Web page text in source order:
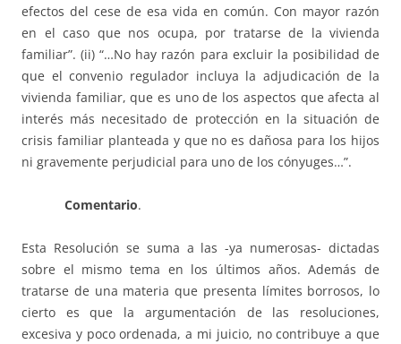
efectos del cese de esa vida en común. Con mayor razón
en el caso que nos ocupa, por tratarse de la vivienda
familiar”. (ii) “…No hay razón para excluir la posibilidad de
que el convenio regulador incluya la adjudicación de la
vivienda familiar, que es uno de los aspectos que afecta al
interés más necesitado de protección en la situación de
crisis familiar planteada y que no es dañosa para los hijos
ni gravemente perjudicial para uno de los cónyuges…”.
Comentario.
Esta Resolución se suma a las -ya numerosas- dictadas
sobre el mismo tema en los últimos años. Además de
tratarse de una materia que presenta límites borrosos, lo
cierto es que la argumentación de las resoluciones,
excesiva y poco ordenada, a mi juicio, no contribuye a que